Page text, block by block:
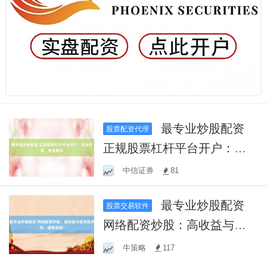
股票配资代理
最专业炒股配资
正规股票杠杆平台开户：安
全可靠，专业服务
中信证券 81
股票交易软件
最专业炒股配资
网络配资炒股：高收益与高
风险并存，谨慎选择！
牛策略 117